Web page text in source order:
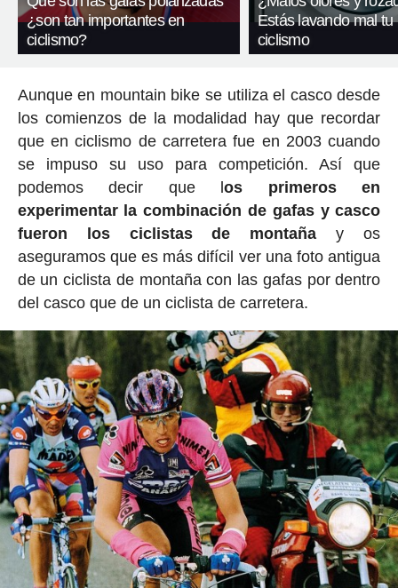
¿son tan importantes en
ciclismo?
Estás lavando mal tu
ciclismo
Aunque en mountain bike se utiliza el casco desde
los comienzos de la modalidad hay que recordar
que en ciclismo de carretera fue en 2003 cuando
se impuso su uso para competición. Así que
podemos decir que los primeros en
experimentar la combinación de gafas y casco
fueron los ciclistas de montañay os
aseguramos que es más difícil ver una foto antigua
de un ciclista de montaña con las gafas por dentro
del casco que de un ciclista de carretera.